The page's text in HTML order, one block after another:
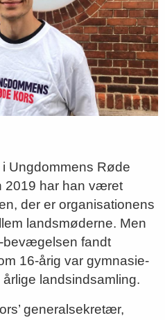
Ungdommens Røde
2019 har han været
der er organisationens
landsmøderne. Men
bevægelsen fandt
16-årig var gymnasie-
landsindsamling.
generalsekretær,